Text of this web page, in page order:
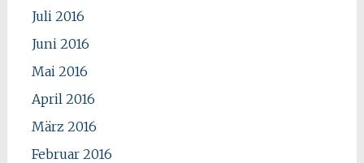
Juli 2016
Juni 2016
Mai 2016
April 2016
März 2016
Februar 2016